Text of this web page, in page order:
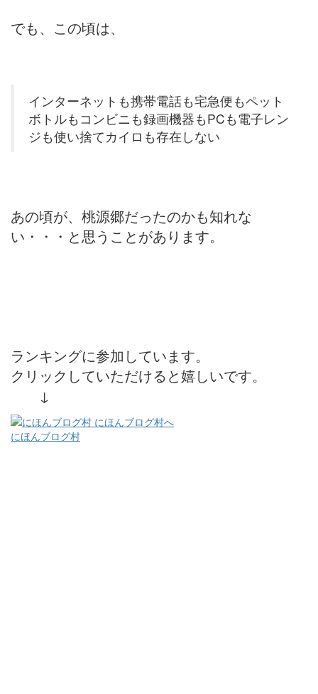
でも、この頃は、
インターネットも携帯電話も宅急便もペット
ボトルもコンビニも録画機器もPCも電子レン
ジも使い捨てカイロも存在しない
あの頃が、桃源郷だったのかも知れな
い・・・と思うことがあります。
ランキングに参加しています。
クリックしていただけると嬉しいです。
↓
にほんブログ村